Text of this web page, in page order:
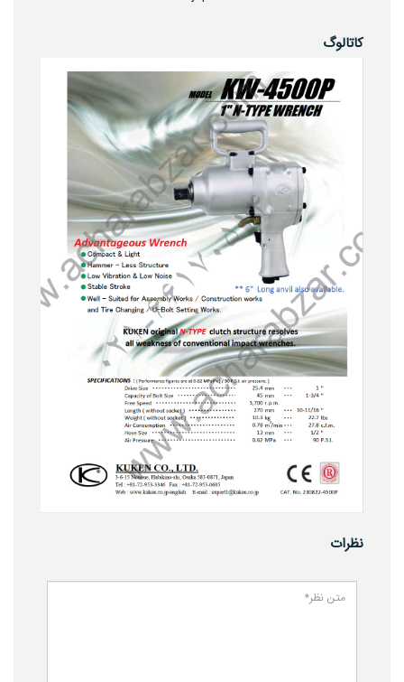
کاتالوگ
نظرات